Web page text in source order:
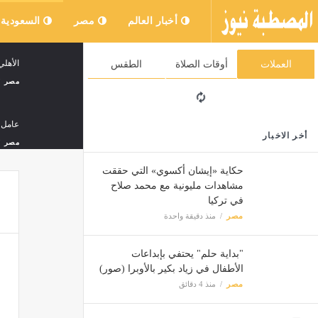
أخبار العالم مصر السعودية
العملات أوقات الصلاة الطقس
أخر الاخبار
حكاية «إيشان أكسوي» التي حققت
مشاهدات مليونية مع محمد صلاح
في تركيا
مصر منذ دقيقة واحدة
"بداية حلم" يحتفي بإبداعات
الأطفال في زياد بكير بالأوبرا (صور)
مصر منذ 4 دقائق
مصر
مصر